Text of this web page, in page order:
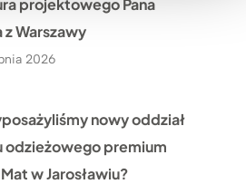
z Warszawy
2026
nowy oddział
odzieżowego premium
w Jarosławiu?